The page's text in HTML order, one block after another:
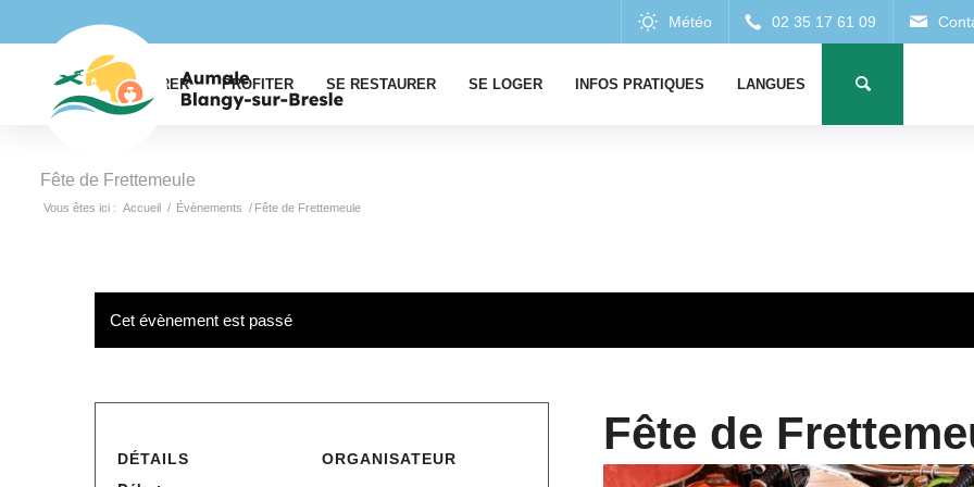
EXPLORER PROFITER SE RESTAURER SE LOGER INFOS PRATIQUES LANGUES
Fête de Frettemeule
Vous êtes ici : Accueil / Évènements / Fête de Frettemeule
Cet évènement est passé
Fête de
DÉTAILS ORGANISATEUR